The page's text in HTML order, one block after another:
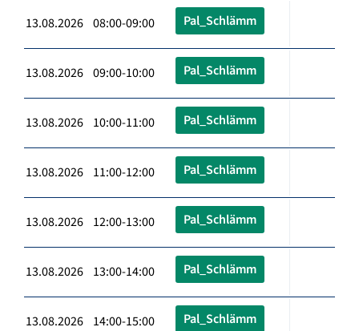
13.08.2026 08:00-09:00 Pal_Schlämm
13.08.2026 09:00-10:00 Pal_Schlämm
13.08.2026 10:00-11:00 Pal_Schlämm
13.08.2026 11:00-12:00 Pal_Schlämm
13.08.2026 12:00-13:00 Pal_Schlämm
13.08.2026 13:00-14:00 Pal_Schlämm
13.08.2026 14:00-15:00 Pal_Schlämm